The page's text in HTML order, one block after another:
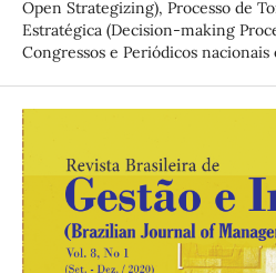
Open Strategizing), Processo de
Estratégica (Decision-making
Congressos e Periódicos